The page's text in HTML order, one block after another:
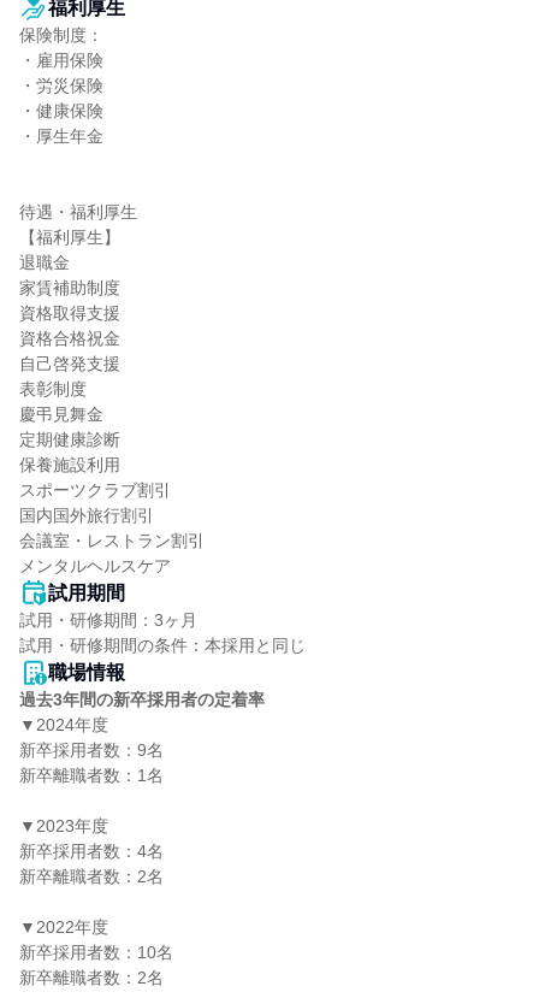
福利厚生
保険制度：
・雇用保険
・労災保険
・健康保険
・厚生年金
待遇・福利厚生
【福利厚生】
退職金
家賃補助制度
資格取得支援
資格合格祝金
自己啓発支援
表彰制度
慶弔見舞金
定期健康診断
保養施設利用
スポーツクラブ割引
国内国外旅行割引
会議室・レストラン割引
メンタルヘルスケア
試用期間
試用・研修期間：3ヶ月
職場情報
過去3年間の新卒採用者の定着率
▼2024年度
新卒採用者数：9名
新卒離職者数：1名
▼2023年度
新卒採用者数：4名
新卒離職者数：2名
▼2022年度
新卒採用者数：10名
新卒離職者数：2名